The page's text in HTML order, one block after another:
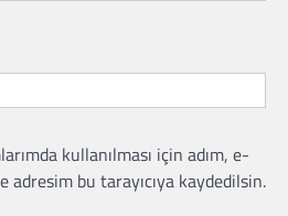
kullanılması için adım, e-
adresim bu tarayıcıya kaydedilsin.